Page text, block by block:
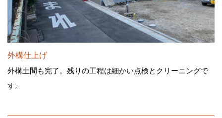
外構仕上げ
外構土間も完了。残りの工程は細かい点検とクリーニングで
す。